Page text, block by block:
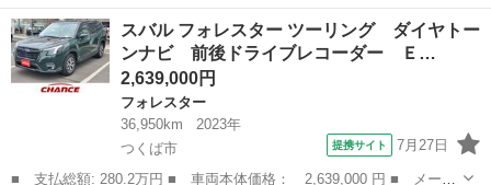
ー名： スバル ■ 車種名： フォレスター ■ グレード名： Ｐｒ
ｅｍｉｕｍ ＥｙｅＳｉｇｈｔ搭載車 ■ 排気量： 2500cc ■ ド...
茨城 つくば市
スバル フォレスター ツーリング ダイヤトー
ンナビ 前後ドライブレコーダー Ｅ…
2,639,000円
フォレスター
36,950km
2023年
つくば市
提携サイト 7月27日
■ 支払総額: 280.2万円 ■ 車両本体価格： 2,639,000 円 ■ メーカ